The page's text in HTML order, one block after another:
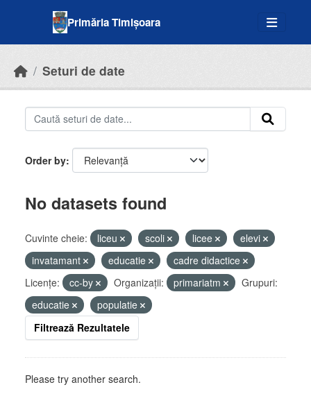
Primăria Timișoara
Seturi de date
Order by
No datasets found
Cuvinte cheie: liceu scoli licee
elevi
invatamant
educatie
cadre didactice
Licenţe:
cc-by Organizații: primariatm
Grupuri:
educatie
populatie
Filtrează Rezultatele
Please try another search.